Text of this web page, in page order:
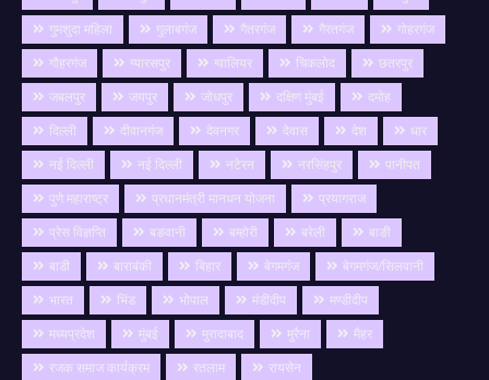
गुमशुदा महिला
गुलाबगंज गैतरगंज गैरतगंज
गोहरगंज
गौहरगंज
ग्यारसपुर ग्वालियर चिकलोद
छतरपुर
जबलपुर
जयपुर जोधपुर दक्षिण मुंबई
दमोह
दिल्ली
दीवानगंज देवनगर देवास देश
धार
नई दिल्ली
नई दिल्ली नटेरन नरसिंहपुर
पानीपत
पुणे महाराष्ट्र
प्रधानमंत्री मानधन योजना
प्रयागराज
प्रेस विज्ञप्ति
बङवानी बम्होरी बरेली
बाङी
बाडी
बाराबंकी बिहार बेगमगंज
बेगमगंज/सिलवानी
भारत
भिंड भोपाल मंडीदीप
मण्डीदीप
मध्यप्रदेश
मुंबई मुरादाबाद मुरैना
मैहर
रजक समाज कार्यक्रम
रतलाम
रायसेन